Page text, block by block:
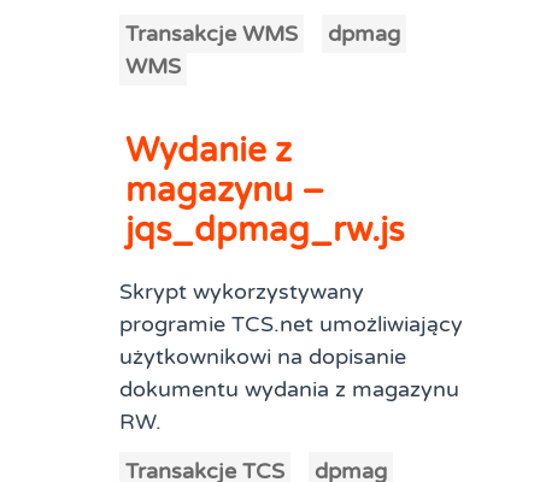
Transakcje WMS
dpmag
WMS
Wydanie z
magazynu –
jqs_dpmag_rw.js
Skrypt wykorzystywany
programie TCS.net umożliwiający
użytkownikowi na dopisanie
dokumentu wydania z magazynu
RW.
Transakcje TCS
dpmag